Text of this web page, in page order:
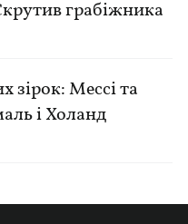
грабіжника
зірок: Мессі та
і Холанд